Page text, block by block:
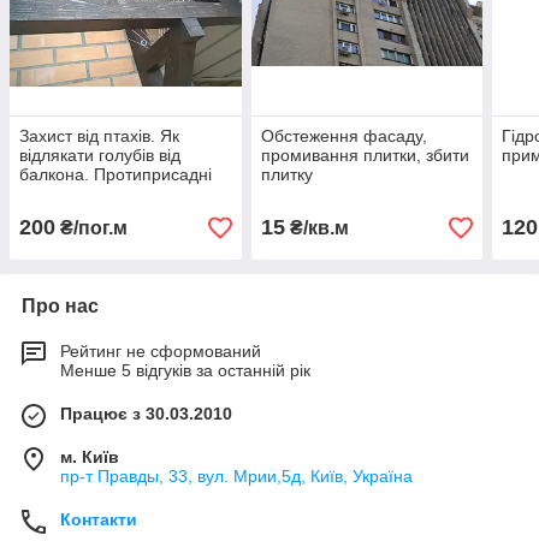
Захист від птахів. Як
відлякати голубів від
балкона. Протиприсадні
200 ₴/пог.м
Обстеження фасаду,
промивання плитки, збити
плитку
15₴/кв.м 120
Про нас
Рейтинг не сформований
Менше 5 відгуків за останній рік
Працює з 30.03.2010
м. Київ
пр-т Правды, 33, вул. Мрии,5д, Київ, Україна
Контакти